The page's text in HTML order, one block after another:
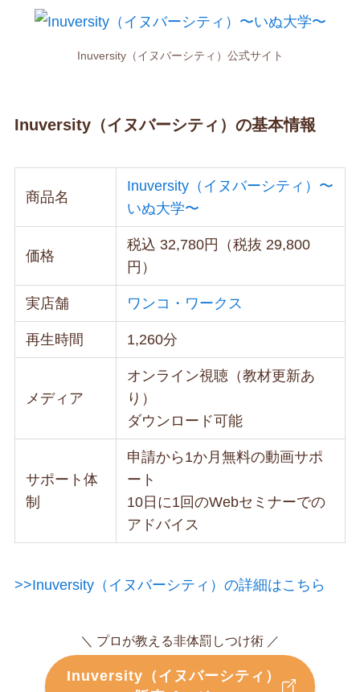
Inuversity（イヌバーシティ）公式サイト
Inuversity（イヌバーシティ）の基本情報
商品名
Inuversity（イヌバーシティ）〜
いぬ大学〜
価格
税込 32,780円（税抜 29,800
円）
実店舗 ワンコ・ワークス
再生時間 1,260分
メディア
オンライン視聴（教材更新あ
り）
ダウンロード可能
サポート体
制
申請から1か月無料の動画サポ
ート
10日に1回のWebセミナーでの
アドバイス
>>Inuversity（イヌバーシティ）の詳細はこちら
＼ プロが教える非体罰しつけ術 ／
Inuversity（イヌバーシティ）